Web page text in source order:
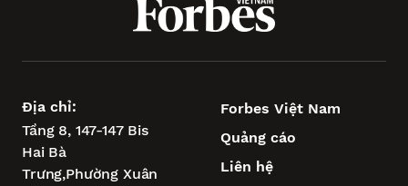
Địa chỉ:
Tầng 8, 147-147 Bis
Hai Bà
Trưng,Phường Xuân
Forbes Việt Nam
Quảng cáo
Liên hệ